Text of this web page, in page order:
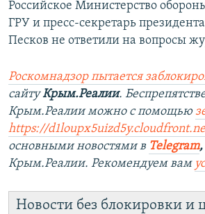
Российское Министерство
ГРУ и пресс-секретарь
Песков не ответили на вопросы
Роскомнадзор пытается
сайтуКрым.Реалии.
Крым.Реалии можно с помощью
https://
основными новостями в Telegram,
Крым.Реалии. Рекомендуем вам
Новости без блокировки и